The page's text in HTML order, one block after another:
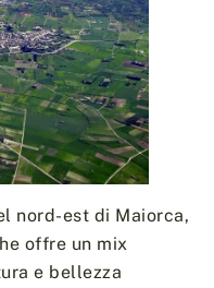
nord-est di Maiorca,
offre un mix
e bellezza